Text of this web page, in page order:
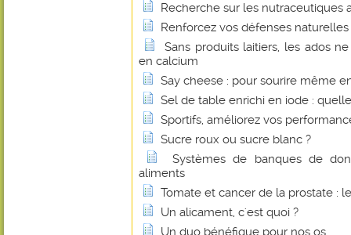
Recherche sur les nutraceutiques
Renforcez vos défenses naturelles
Sans produits laitiers, les ados
en calcium
Say cheese : pour sourire même
Sel de table enrichi en iode :
Sportifs, améliorez vos
Sucre roux ou sucre blanc ?
Systèmes de banques de
aliments
Tomate et cancer de la prostate :
Un alicament, c'est quoi ?
Un duo bénéfique pour nos os